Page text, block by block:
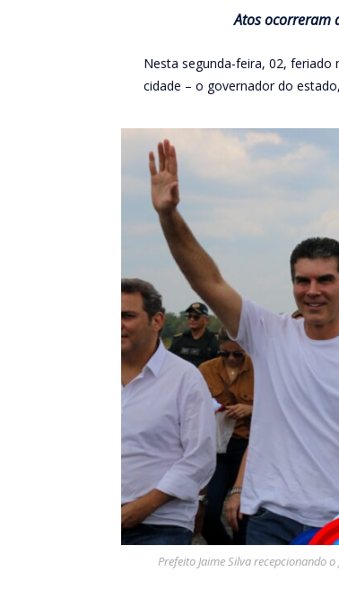
Atos ocorreram
Nesta segunda-feira, 02, feriado
cidade – o governador do
Prefeito Jaime Silva recepcionando